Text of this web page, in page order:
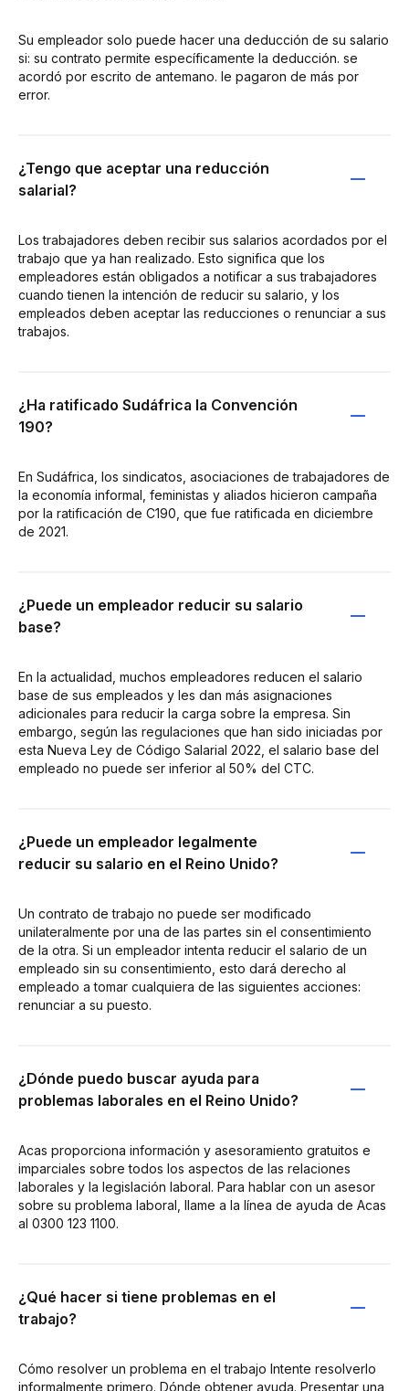
Su empleador solo puede hacer una deducción de su salario
si: su contrato permite específicamente la deducción. se
acordó por escrito de antemano. le pagaron de más por
error.
¿Tengo que aceptar una reducción
salarial?
Los trabajadores deben recibir sus salarios acordados por el
trabajo que ya han realizado. Esto significa que los
empleadores están obligados a notificar a sus trabajadores
cuando tienen la intención de reducir su salario, y los
empleados deben aceptar las reducciones o renunciar a sus
trabajos.
¿Ha ratificado Sudáfrica la Convención
190?
En Sudáfrica, los sindicatos, asociaciones de trabajadores de
la economía informal, feministas y aliados hicieron campaña
por la ratificación de C190, que fue ratificada en diciembre
de 2021.
¿Puede un empleador reducir su salario
base?
En la actualidad, muchos empleadores reducen el salario
base de sus empleados y les dan más asignaciones
adicionales para reducir la carga sobre la empresa. Sin
embargo, según las regulaciones que han sido iniciadas por
esta Nueva Ley de Código Salarial 2022, el salario base del
empleado no puede ser inferior al 50% del CTC.
¿Puede un empleador legalmente
reducir su salario en el Reino Unido?
Un contrato de trabajo no puede ser modificado
unilateralmente por una de las partes sin el consentimiento
de la otra. Si un empleador intenta reducir el salario de un
empleado sin su consentimiento, esto dará derecho al
empleado a tomar cualquiera de las siguientes acciones:
renunciar a su puesto.
¿Dónde puedo buscar ayuda para
problemas laborales en el Reino Unido?
Acas proporciona información y asesoramiento gratuitos e
imparciales sobre todos los aspectos de las relaciones
laborales y la legislación laboral. Para hablar con un asesor
sobre su problema laboral, llame a la línea de ayuda de Acas
al 0300 123 1100.
¿Qué hacer si tiene problemas en el
trabajo?
Cómo resolver un problema en el trabajo Intente resolverlo
informalmente primero. Dónde obtener ayuda. Presentar una